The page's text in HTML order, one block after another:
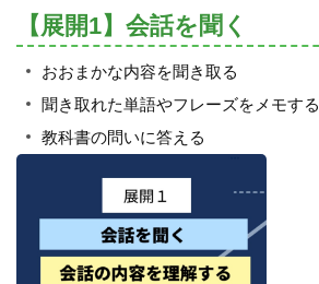
【展開1】会話を聞く
おおまかな内容を聞き取る
聞き取れた単語やフレーズをメモする
教科書の問いに答える